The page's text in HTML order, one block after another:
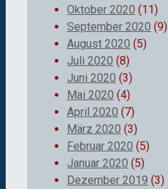
Oktober 2020 (11)
September 2020 (9)
August 2020 (5)
Juli 2020 (8)
Juni 2020 (3)
Mai 2020 (4)
April 2020 (7)
März 2020 (3)
Februar 2020 (5)
Januar 2020 (5)
Dezember 2019 (3)